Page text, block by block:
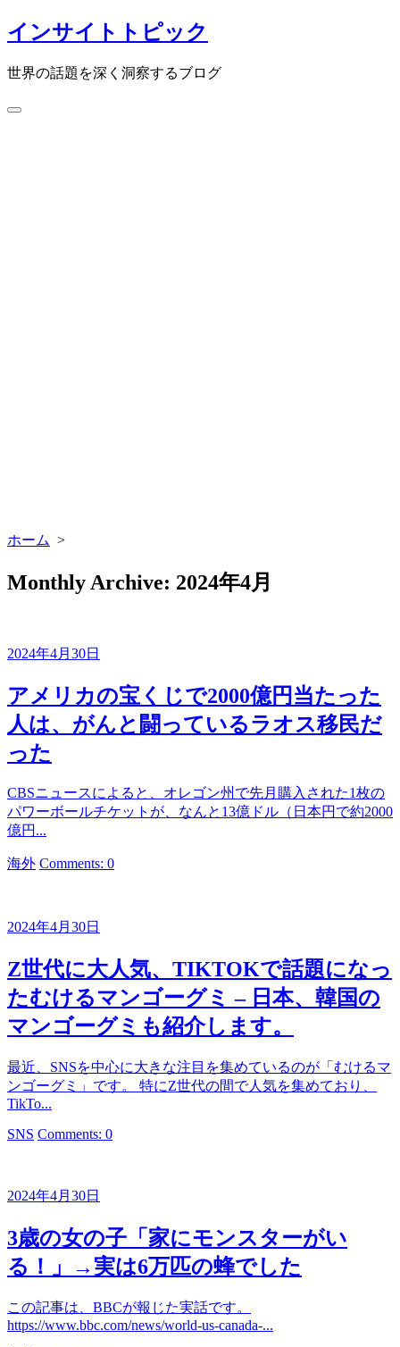
コ
ン
テ
ン
インサイトトピック
世界の話題を深く洞察するブログ
検
ホーム >
Monthly Archive: 2024年4月
2024年4月30日
アメリカの宝くじで2000億円当たった
人は、がんと闘っているラオス移民だ
った
CBSニュースによると、オレゴン州で先月購入された1枚の
パワーボールチケットが、なんと13億ドル（日本円で約2000
億円...
カ
リ
ー
海外 Comments: 0
2024年4月30日
Z世代に大人気、TIKTOKで話題になっ
たむけるマンゴーグミ – 日本、韓国の
マンゴーグミも紹介します。
最近、SNSを中心に大きな注目を集めているのが「むけるマ
ンゴーグミ」です。 特にZ世代の間で人気を集めており、
TikTo...
カ
リ
SNS Comments: 0
2024年4月30日
3歳の女の子「家にモンスターがい
る！」→実は6万匹の蜂でした
この記事は、BBCが報じた実話です。
https://www.bbc.com/news/world-us-canada-...